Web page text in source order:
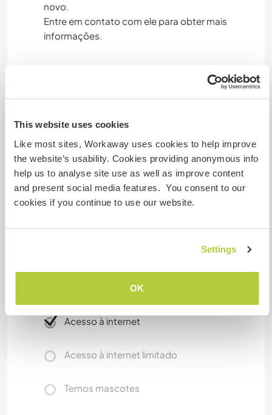
This website uses cookies
Like most sites, Workaway uses cookies to help improve
the website’s usability. Cookies providing anonymous info
help us to analyse site use as well as improve content
and present social media features. You consent to our
cookies if you continue to use our website.
Settings
OK
novo.
Entre em contato com ele para obter mais
informações.
He/she can have meals with us at least once a
day,
Algo mais...
We have an internet wi-fi connection. The city
Acesso à internet
Acesso à internet limitado
Temos mascotes